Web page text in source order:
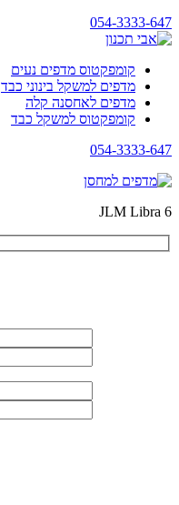
054-3333-647
קומפקטוס מדפים נעים
מדפים למשקל בינוני כבד
מדפים לאחסנה קלה
קומפקטוס למשקל כבד
054-3333-647
JLM Libra 6